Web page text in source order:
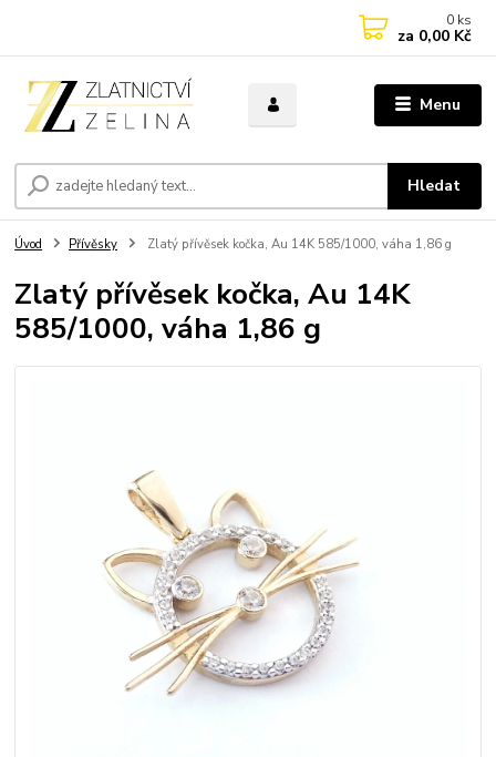
Menu
Hledat
0 ks
za 0,00 Kč
Úvod Přívěsky Zlatý přívěsek kočka, Au 14K 585/1000, váha 1,86 g
Zlatý přívěsek kočka, Au 14K
585/1000, váha 1,86 g